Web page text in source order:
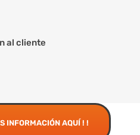
al cliente
INFORMACIÓN AQUÍ ! !